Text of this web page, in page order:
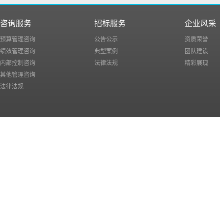
咨询服务
预算管理咨询
绩效管理咨询
内部控制咨询
其他管理咨询
法律法规
招标服务
公告公示
典型案例
法律法规
企业风采
资质荣誉
团队建设
精彩展现